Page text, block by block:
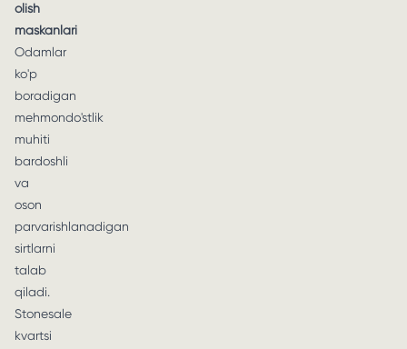
olish
maskanlari
Odamlar
ko'p
boradigan
mehmondo'stlik
muhiti
bardoshli
va
oson
parvarishlanadigan
sirtlarni
talab
qiladi.
Stonesale
kvartsi